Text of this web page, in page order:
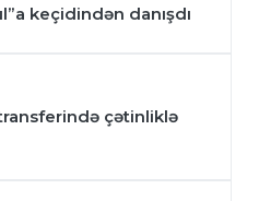
keçidindən danışdı
çətinliklə